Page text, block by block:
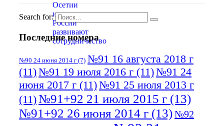
Search for:
Последние номера
№90 24 июня 2014 г (7) №91 16 августа 2018 г
(11)№91 19 июля 2016 г (11)№91 24
июня 2017 г (11)№91 25 июля 2013 г
(11)№91+92 21 июля 2015 г (13)
№91+92 26 июня 2014 г (13)№92